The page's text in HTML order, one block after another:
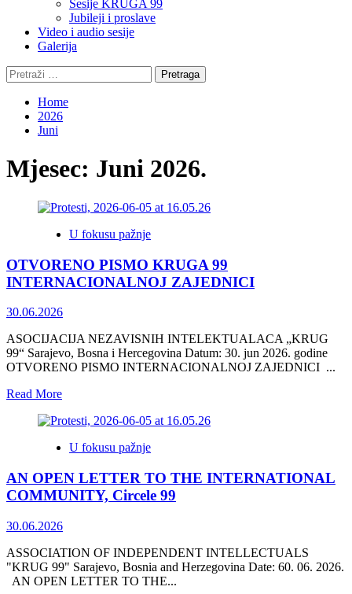
Sesije KRUGA 99
Jubileji i proslave
Video i audio sesije
Galerija
Pretraga:
Home
2026
Juni
Mjesec: Juni 2026.
U fokusu pažnje
OTVORENO PISMO KRUGA 99
INTERNACIONALNOJ ZAJEDNICI
30.06.2026
ASOCIJACIJA NEZAVISNIH INTELEKTUALACA „KRUG
99“ Sarajevo, Bosna i Hercegovina Datum: 30. jun 2026. godine
OTVORENO PISMO INTERNACIONALNOJ ZAJEDNICI ...
Read MoreRead
about
PISMO
99
INTERNACIONALNOJ
ZAJEDNICI
U fokusu pažnje
AN OPEN LETTER TO THE INTERNATIONAL
COMMUNITY, Circele 99
30.06.2026
ASSOCIATION OF INDEPENDENT INTELLECTUALS
"KRUG 99" Sarajevo, Bosnia and Herzegovina Date: 60. 06. 2026.
AN OPEN LETTER TO THE...